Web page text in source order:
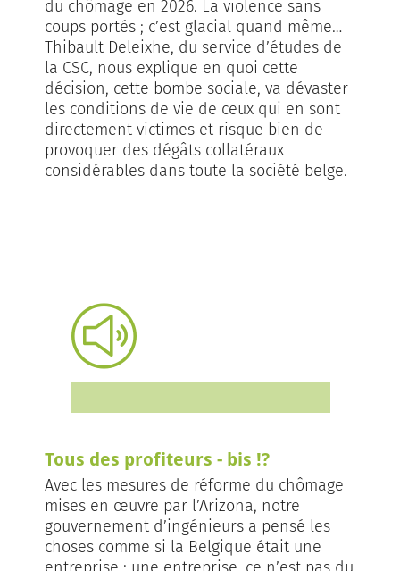
du chômage en 2026. La violence sans
coups portés ; c’est glacial quand même…
Thibault Deleixhe, du service d’études de
la CSC, nous explique en quoi cette
décision, cette bombe sociale, va dévaster
les conditions de vie de ceux qui en sont
directement victimes et risque bien de
provoquer des dégâts collatéraux
considérables dans toute la société belge.
Tous des profiteurs - bis !?
Avec les mesures de réforme du chômage
mises en œuvre par l’Arizona, notre
gouvernement d’ingénieurs a pensé les
choses comme si la Belgique était une